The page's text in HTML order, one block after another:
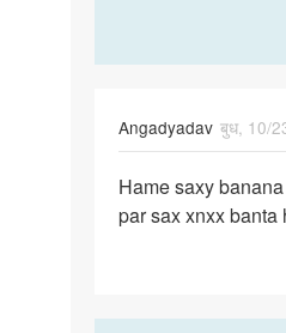
Angadyadav बुध, 10/
Hame
saxy
Hame saxy
par sax xnxx banta